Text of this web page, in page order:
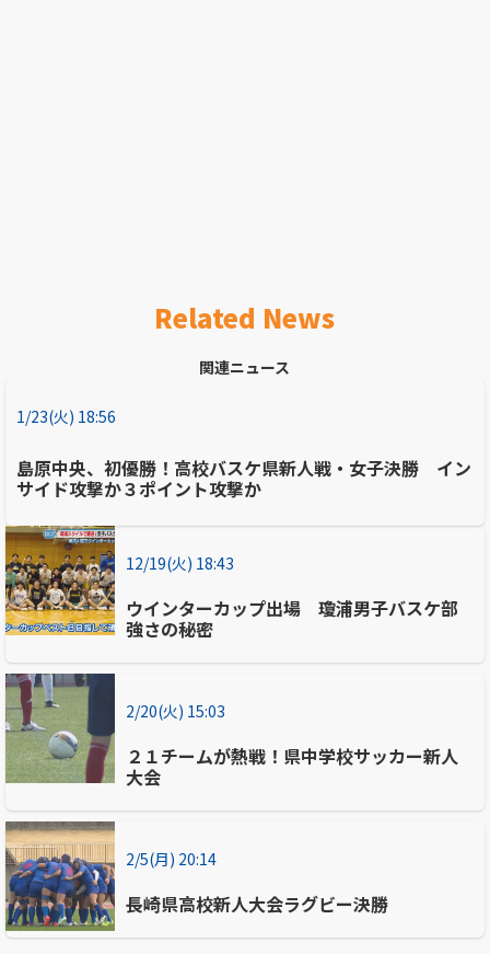
Related News
関連ニュース
1/23(火) 18:56
島原中央、初優勝！高校バスケ県新人戦・女子決勝 イン
サイド攻撃か３ポイント攻撃か
12/19(火) 18:43
ウインターカップ出場 瓊浦男子バスケ部
強さの秘密
2/20(火) 15:03
２１チームが熱戦！県中学校サッカー新人
大会
2/5(月) 20:14
長崎県高校新人大会ラグビー決勝